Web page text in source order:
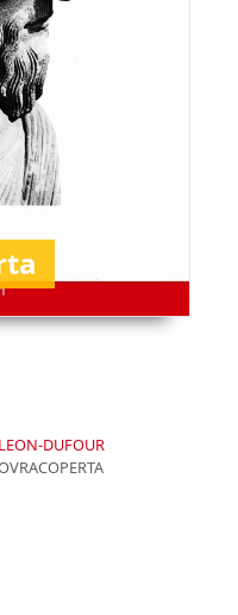
DUFOUR